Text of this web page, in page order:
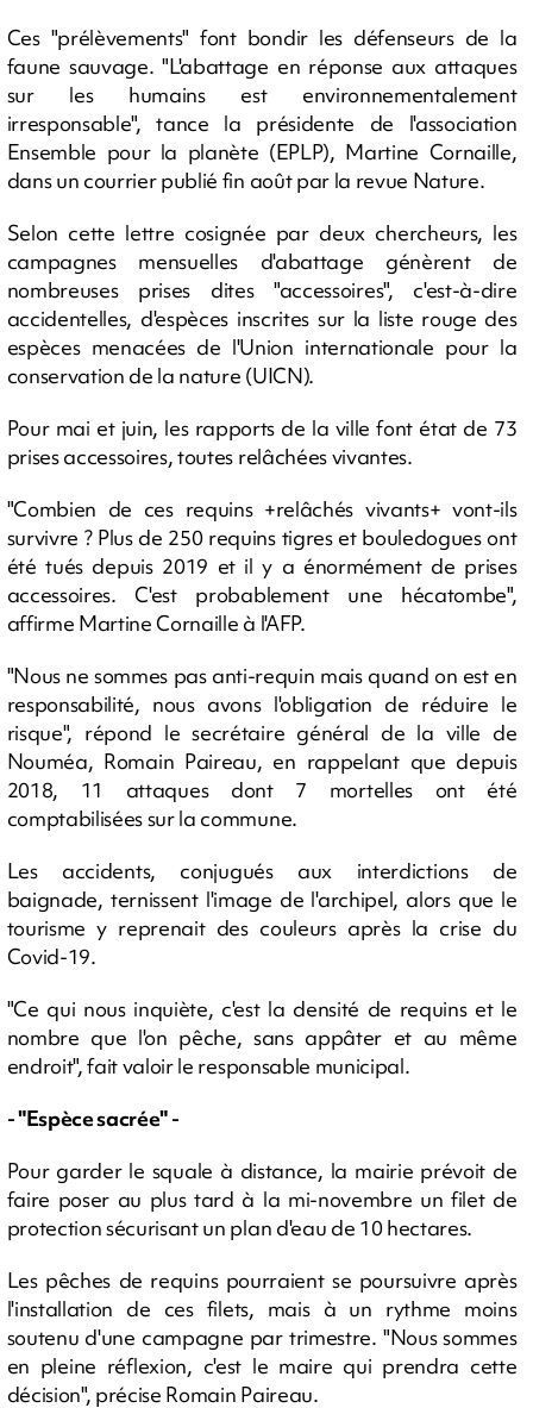
Ces "prélèvements" font bondir les défenseurs de la
faune sauvage. "L'abattage en réponse aux attaques
sur les humains est environnementalement
irresponsable", tance la présidente de l'association
Ensemble pour la planète (EPLP), Martine Cornaille,
dans un courrier publié fin août par la revue Nature.
Selon cette lettre cosignée par deux chercheurs, les
campagnes mensuelles d'abattage génèrent de
nombreuses prises dites "accessoires", c'est-à-dire
accidentelles, d'espèces inscrites sur la liste rouge des
espèces menacées de l'Union internationale pour la
conservation de la nature (UICN).
Pour mai et juin, les rapports de la ville font état de 73
prises accessoires, toutes relâchées vivantes.
"Combien de ces requins +relâchés vivants+ vont-ils
survivre ? Plus de 250 requins tigres et bouledogues ont
été tués depuis 2019 et il y a énormément de prises
accessoires. C'est probablement une hécatombe",
affirme Martine Cornaille à l'AFP.
"Nous ne sommes pas anti-requin mais quand on est en
responsabilité, nous avons l'obligation de réduire le
risque", répond le secrétaire général de la ville de
Nouméa, Romain Paireau, en rappelant que depuis
2018, 11 attaques dont 7 mortelles ont été
comptabilisées sur la commune.
Les accidents, conjugués aux interdictions de
baignade, ternissent l'image de l'archipel, alors que le
tourisme y reprenait des couleurs après la crise du
Covid-19.
"Ce qui nous inquiète, c'est la densité de requins et le
nombre que l'on pêche, sans appâter et au même
endroit", fait valoir le responsable municipal.
- "Espèce sacrée" -
Pour garder le squale à distance, la mairie prévoit de
faire poser au plus tard à la mi-novembre un filet de
protection sécurisant un plan d'eau de 10 hectares.
Les pêches de requins pourraient se poursuivre après
l'installation de ces filets, mais à un rythme moins
soutenu d'une campagne par trimestre. "Nous sommes
en pleine réflexion, c'est le maire qui prendra cette
décision", précise Romain Paireau.